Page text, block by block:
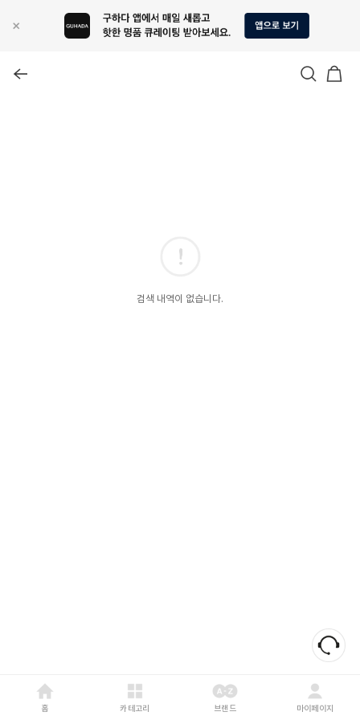
검색 내역이 없습니다.
홈 카테고리 브랜드 마이페이지